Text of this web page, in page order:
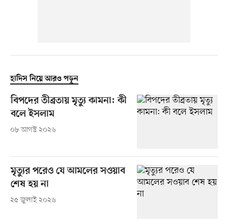
হাদিস নিয়ে আরও পড়ুন
বিপদের তীব্রতায় মৃত্যু কামনা: কী
বলে ইসলাম
০৮ আগস্ট ২০২৬
মৃত্যুর পরেও যে আমলের সওয়াব
শেষ হয় না
২৫ জুলাই ২০২৬